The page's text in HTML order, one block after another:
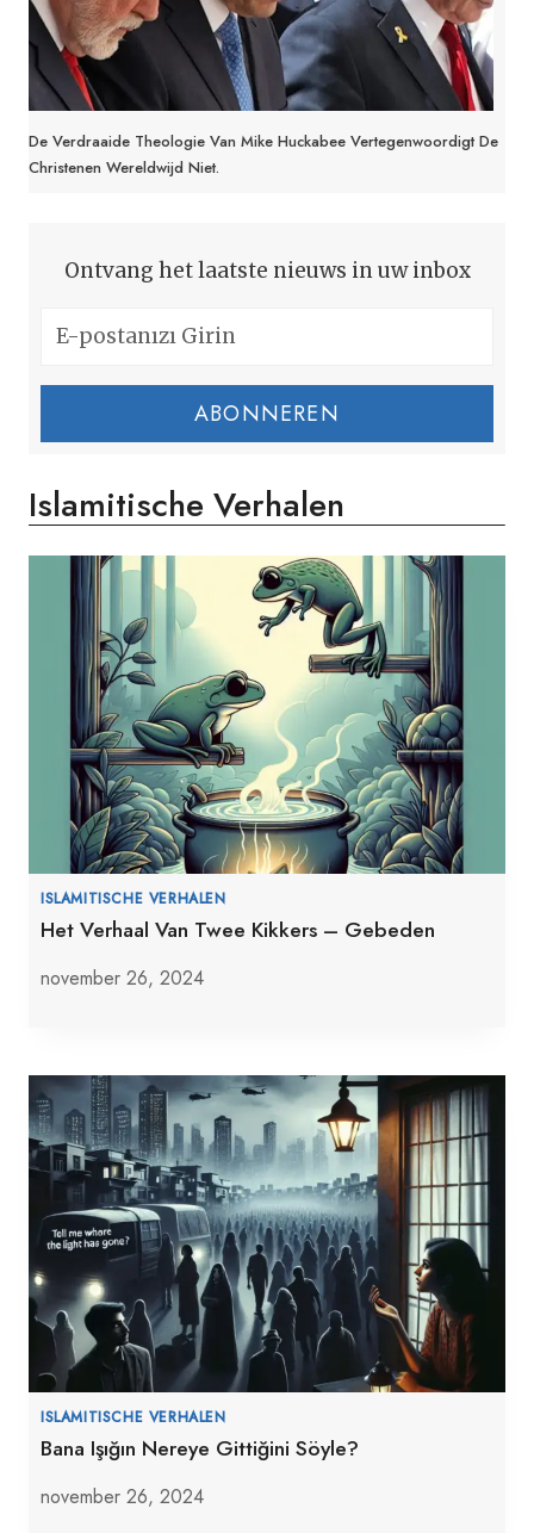
De Verdraaide Theologie Van Mike Huckabee Vertegenwoordigt De
Christenen Wereldwijd Niet.
Ontvang het laatste nieuws in uw inbox
ABONNEREN
Islamitische Verhalen
ISLAMITISCHE VERHALEN
Het Verhaal Van Twee Kikkers – Gebeden
november 26, 2024
ISLAMITISCHE VERHALEN
Bana Işığın Nereye Gittiğini Söyle?
november 26, 2024